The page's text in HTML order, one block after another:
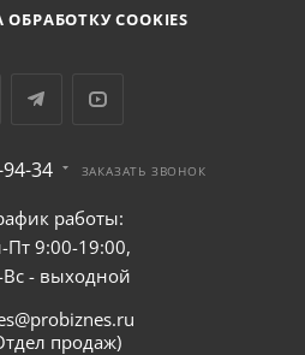
COOKIES
34 ЗАКАЗАТЬ ЗВОНОК
работы:
Пт 9:00-19:00,
Вс - выходной
продаж)